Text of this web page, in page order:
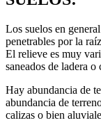
Los suelos en
penetrables por la
El relieve es muy
saneados de ladera
Hay abundancia de
abundancia de
calizas o bien